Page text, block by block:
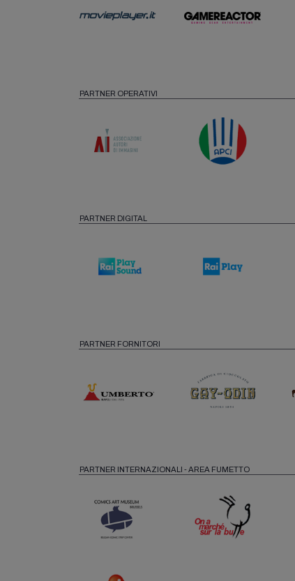
PARTNER OPERATIVI
PARTNER DIGITAL
PARTNER FORNITORI
PARTNER INTERNAZIONALI - AREA FUMETTO